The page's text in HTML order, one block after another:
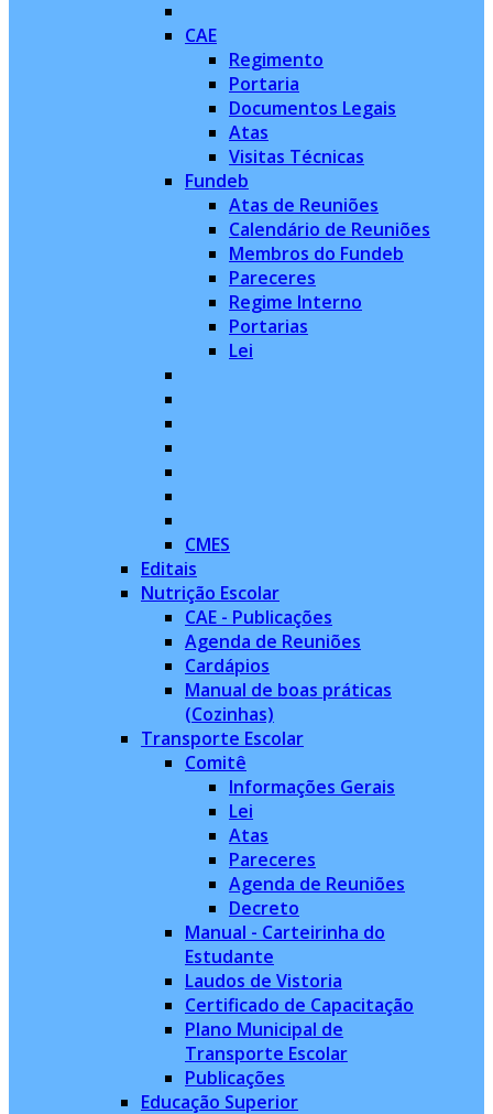
CAE
Regimento
Portaria
Documentos Legais
Atas
Visitas Técnicas
Fundeb
Atas de Reuniões
Calendário de Reuniões
Membros do Fundeb
Pareceres
Regime Interno
Portarias
Lei
CMES
Editais
Nutrição Escolar
CAE - Publicações
Agenda de Reuniões
Cardápios
Manual de boas práticas
(Cozinhas)
Transporte Escolar
Comitê
Informações Gerais
Lei
Atas
Pareceres
Agenda de Reuniões
Decreto
Manual - Carteirinha do
Estudante
Laudos de Vistoria
Certificado de Capacitação
Plano Municipal de
Transporte Escolar
Publicações
Educação Superior